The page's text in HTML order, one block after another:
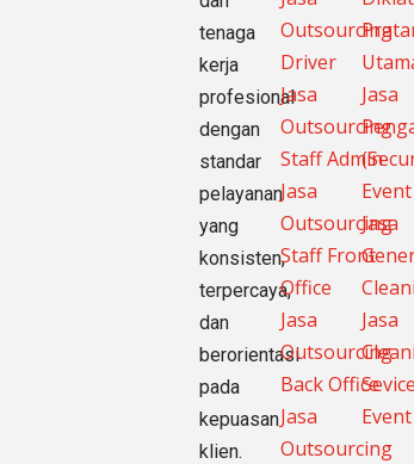
tenaga
kerja
profesional
dengan
standar
pelayanan
yang
konsisten,
terpercaya,
dan
berorientasi
pada
kepuasan
klien.
Outsourcing
Driver
Jasa
Outsourcing
Staff Admin
Jasa
Outsourcing
Staff Front
Office
Jasa
Outsourcing
Back Office
Jasa
Outsourcing
Jasa
Event
Jasa
Jasa
Sevice
Event